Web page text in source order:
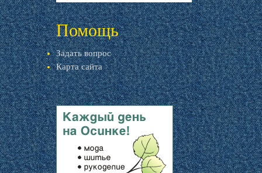
livemaster.ru
Помощь
Задать вопрос
Карта сайта